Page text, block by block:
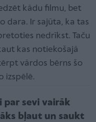
kādu filmu, bet
dara. Ir sajūta, ka tas
nedrīkst. Taču
kas notiekošajā
vārdos bērns šo
izspēlē.
par sevi vairāk
bļaut un saukt